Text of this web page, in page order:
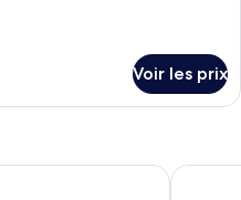
Voir les prix
QAWRA